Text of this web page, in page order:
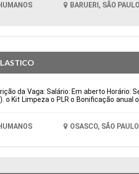
BARUERI, SÃO PAULO
da Vaga: Salário: Em aberto Horário:
o Kit Limpeza o PLR o Bonificação anual
Osasco, SP, Brasil Área de
OSASCO, SÃO PAULO